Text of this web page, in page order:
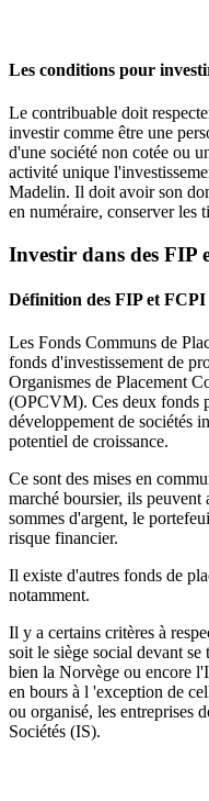
Les conditions pour
Le contribuable doit
investir comme être une
d'une société non cotée ou
activité unique
Madelin. Il doit avoir son
en numéraire, conserver les
Investir dans des FIP
Définition des FIP et FCPI
Les Fonds Communs de
fonds d'investissement de
Organismes de Placement
(OPCVM). Ces deux fonds
développement de sociétés
potentiel de croissance.
Ce sont des mises en
marché boursier, ils peuvent
sommes d'argent, le
risque financier.
Il existe d'autres fonds de
notamment.
Il y a certains critères à
soit le siège social devant
bien la Norvège ou encore
en bours à l 'exception de
ou organisé, les entreprises
Sociétés (IS).